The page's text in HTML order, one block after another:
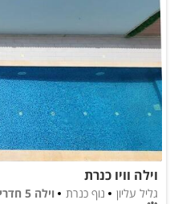
וילה וויו כנרת
גליל עליון נוף כנרת
וילה 5 חדרים